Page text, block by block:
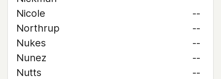
Nicole
--
Northrup
--
Nukes
--
Nunez
--
Nutts
--